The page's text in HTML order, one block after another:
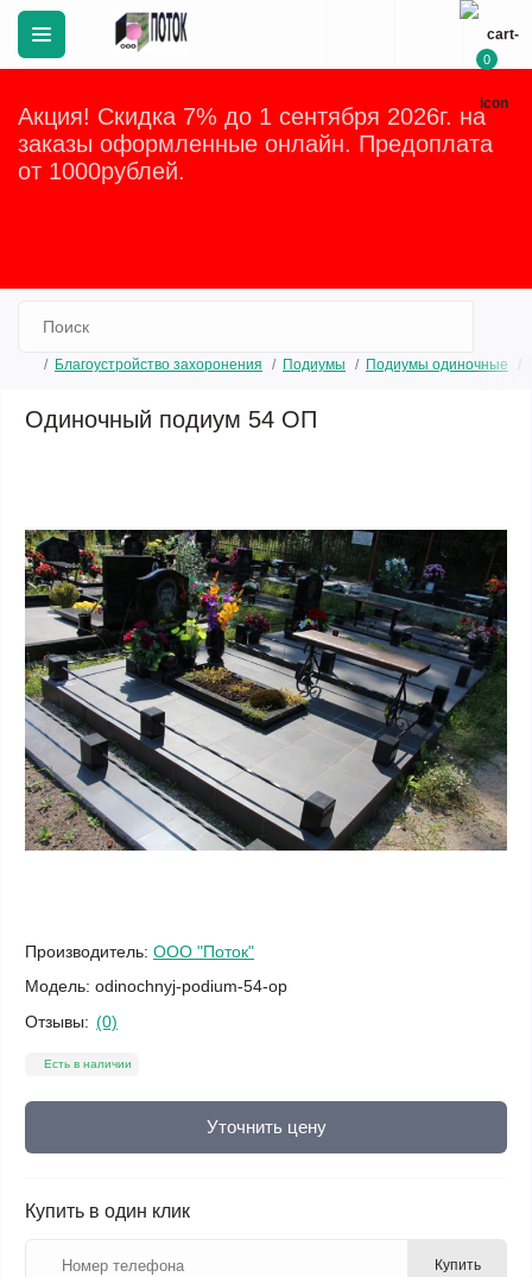
Акция! Скидка 7% до 1 сентября 2026г. на
заказы оформленные онлайн. Предоплата
от 1000рублей.
0
Благоустройство захоронения Подиумы Подиумы одиночные
Одиночный подиум 54 ОП
Производитель: ООО "Поток"
Модель: odinochnyj-podium-54-op
Отзывы: (0)
Есть в наличии
Уточнить цену
Купить в один клик
Купить